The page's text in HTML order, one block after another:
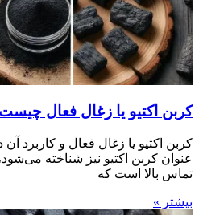
کربن اکتیو یا زغال فعال
کربن اکتیو یا زغال فعال و کاربرد
عنوان کربن اکتیو نیز شناخته
تماس بالا است که
بیشتر »